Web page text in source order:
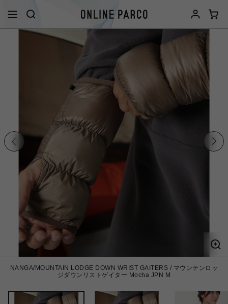
NANGA/MOUNTAIN LODGE DOWN WRIST GAITERS / マウンテンロッ
ジダウンリストゲイター Mocha JPN M